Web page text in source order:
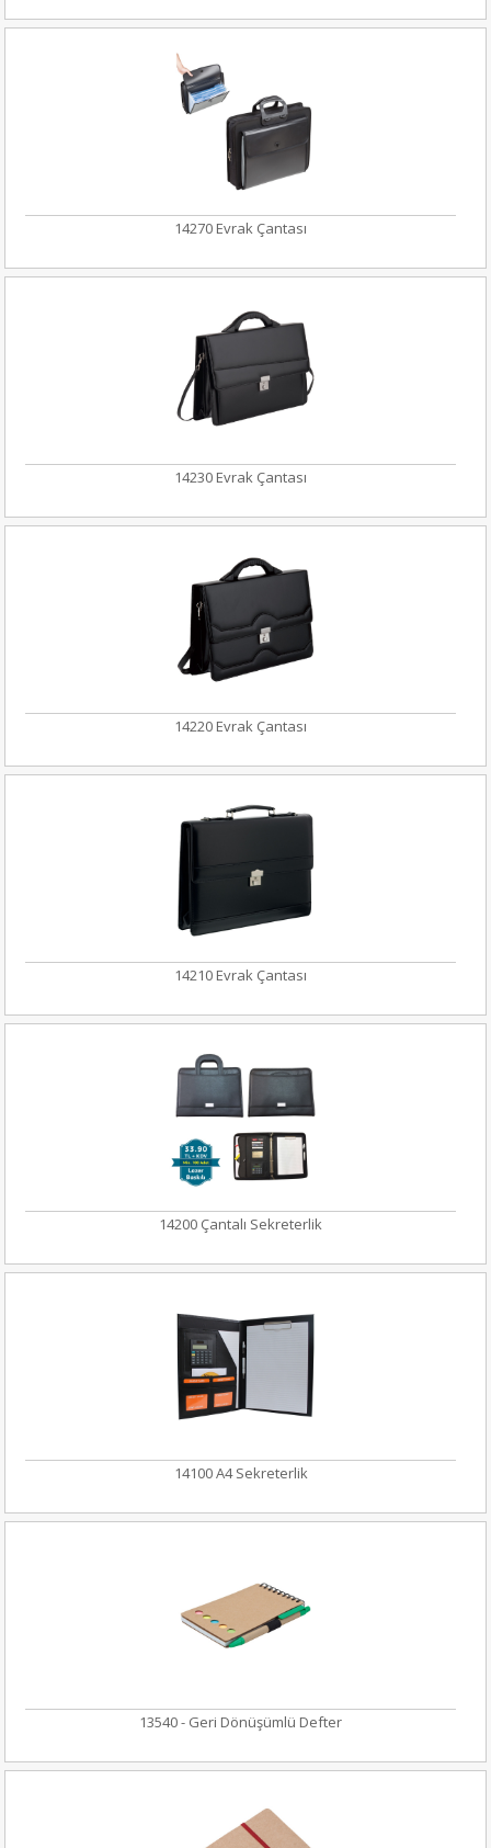
14270 Evrak Çantası
14230 Evrak Çantası
14220 Evrak Çantası
14210 Evrak Çantası
14200 Çantalı Sekreterlik
14100 A4 Sekreterlik
13540 - Geri Dönüşümlü Defter